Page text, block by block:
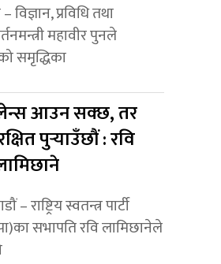
– विज्ञान, प्रविधि तथा
महावीर पुनले
समृद्धिका
आउन सक्छ, तर
पुर्‍याउँछौं : रवि
– राष्ट्रिय स्वतन्त्र पार्टी
सभापति रवि लामिछानेले